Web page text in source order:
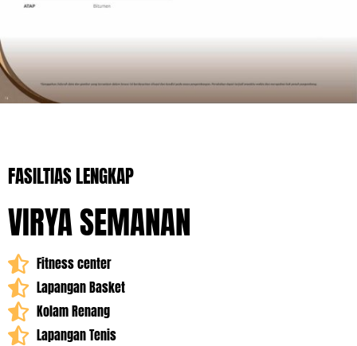
FASILTIAS LENGKAP
VIRYA SEMANAN
Fitness center
Lapangan Basket
Kolam Renang
Lapangan Tenis